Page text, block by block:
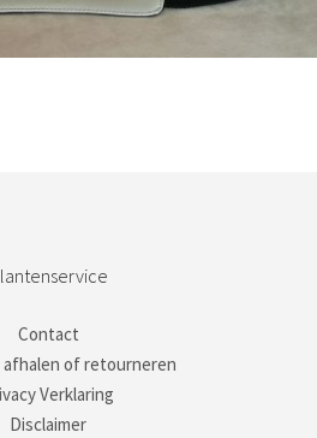
Contact
of retourneren
Verklaring
Disclaimer